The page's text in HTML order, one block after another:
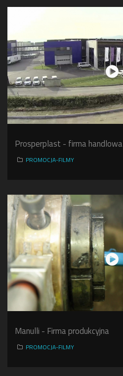
Prosperplast - firma handlowa
PROMOCJA-FILMY
Manulli - Firma produkcyjna
PROMOCJA-FILMY